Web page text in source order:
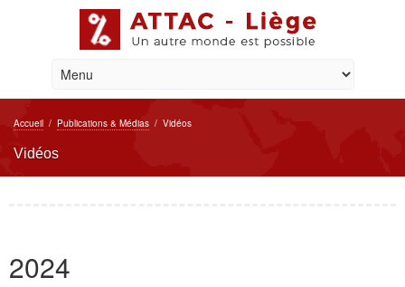
Accueil / Publications & Médias / Vidéos
Vidéos
2024